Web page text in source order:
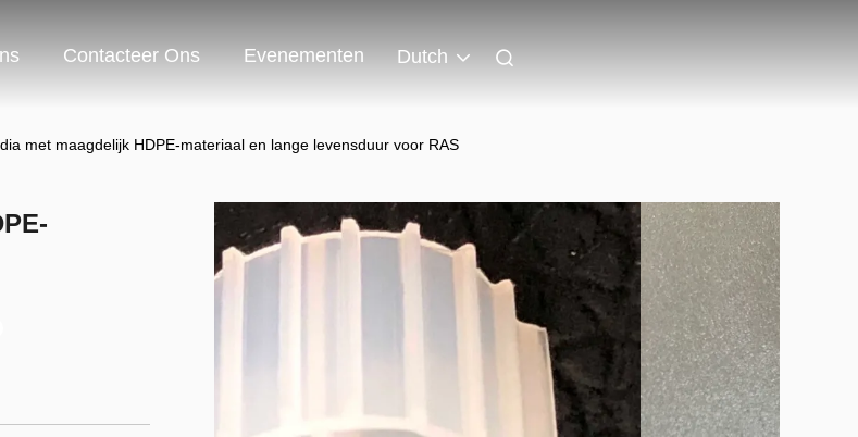
Contacteer Ons Evenementen Dutch
met maagdelijk HDPE-materiaal en lange levensduur voor RAS